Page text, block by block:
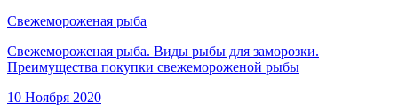
Свежемороженая рыба
Свежемороженая рыба. Виды рыбы для заморозки.
Преимущества покупки свежемороженой рыбы
10 Ноября 2020